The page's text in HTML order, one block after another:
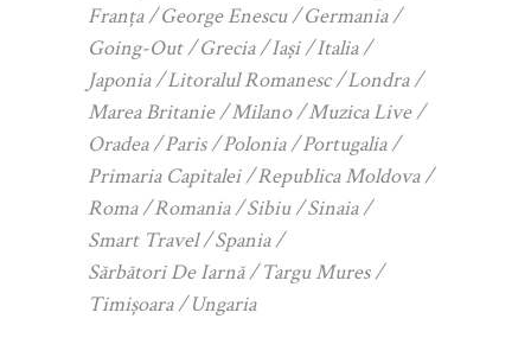
Franța
George Enescu
Germania
Going-Out
Grecia Iași
Italia
Japonia
Litoralul Romanesc
Londra
Marea Britanie
Milano
Muzica Live
Oradea
Paris Polonia
Portugalia
Primaria Capitalei
Republica Moldova
Roma
Romania Sibiu
Sinaia
Smart Travel
Spania
Sărbători De Iarnă
Targu Mures
Timișoara
Ungaria